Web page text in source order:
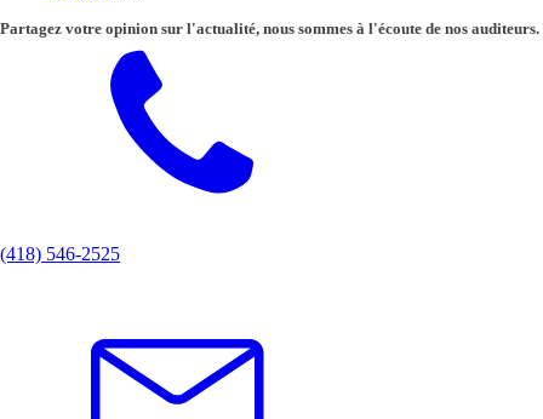
Partagez votre opinion sur l'actualité, nous sommes à l'écoute de nos auditeurs.
(418) 546-2525